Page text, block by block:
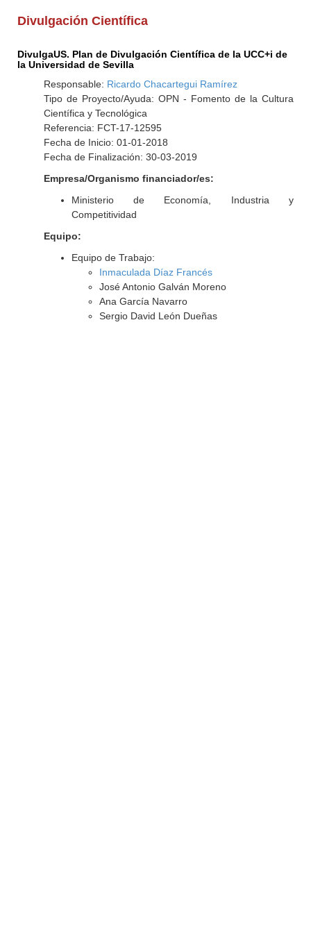
Divulgación Científica
DivulgaUS. Plan de Divulgación Científica de la UCC+i de
la Universidad de Sevilla
Responsable: Ricardo Chacartegui Ramírez
Tipo de Proyecto/Ayuda: OPN - Fomento de la Cultura
Científica y Tecnológica
Referencia: FCT-17-12595
Fecha de Inicio: 01-01-2018
Fecha de Finalización: 30-03-2019
Empresa/Organismo financiador/es:
Ministerio de Economía, Industria y
Competitividad
Equipo:
Equipo de Trabajo:
Inmaculada Díaz Francés
José Antonio Galván Moreno
Ana García Navarro
Sergio David León Dueñas